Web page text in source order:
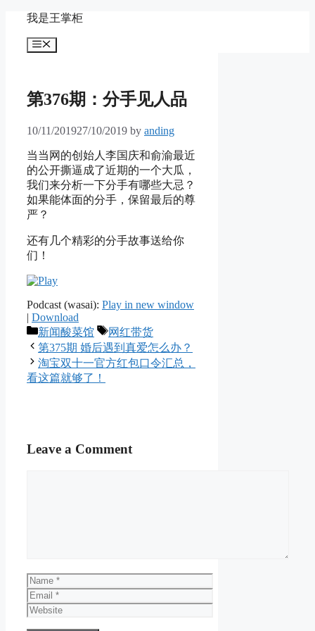
content
我是王掌柜
Menu
第376期：分手见人品
10/11/201927/10/2019 by anding
当当网的创始人李国庆和俞渝最近
的公开撕逼成了近期的一个大瓜，
我们来分析一下分手有哪些大忌？
如果能体面的分手，保留最后的尊
严？
还有几个精彩的分手故事送给你
们！
Podcast (wasai): Play in new window
| Download
Categories
新闻酸菜馆 Tags
网红带货
第375期 婚后遇到真爱怎么办？
淘宝双十一官方红包口令汇总，
看这篇就够了！
Leave a Comment
Name
Email
Website